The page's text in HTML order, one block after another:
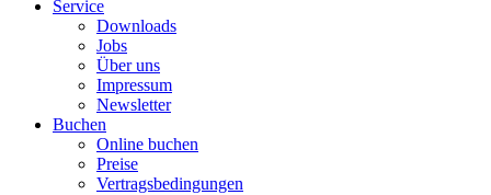
Service
Downloads
Jobs
Über uns
Impressum
Newsletter
Buchen
Online buchen
Preise
Vertragsbedingungen